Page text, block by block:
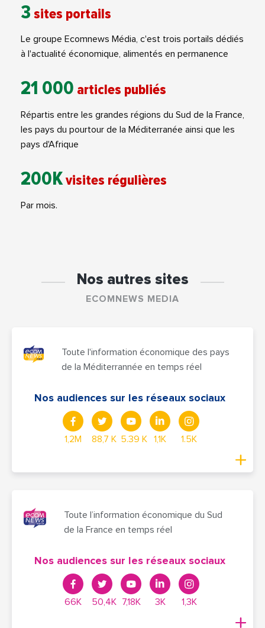
3 sites portails
Le groupe Ecomnews Média, c'est trois portails dédiés
à l'actualité économique, alimentés en permanence
21 000 articles publiés
Répartis entre les grandes régions du Sud de la France,
les pays du pourtour de la Méditerranée ainsi que les
pays d'Afrique
200Kvisites régulières
Par mois.
Nos autres sites
ECOMNEWS MEDIA
Toute l'information économique des pays
de la Méditerrannée en temps réel
Nos audiences sur les réseaux sociaux
1,2M 88,7 K 5.39 K 1,1K 1.5K
Toute l’information économique du Sud
de la France en temps réel
Nos audiences sur les réseaux sociaux
66K 50,4K 7,18K 3K 1,3K